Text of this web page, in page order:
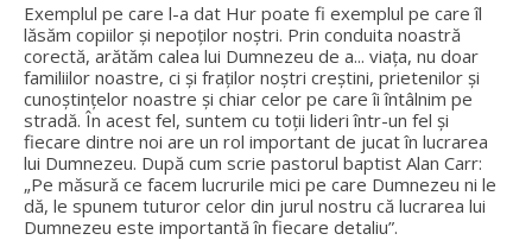
Exemplul pe care l-a dat Hur poate fi exemplul pe care îl
lăsăm copiilor și nepoților noștri. Prin conduita noastră
corectă, arătăm calea lui Dumnezeu de a... viața, nu doar
familiilor noastre, ci și fraților noștri creștini, prietenilor și
cunoștințelor noastre și chiar celor pe care îi întâlnim pe
stradă. În acest fel, suntem cu toții lideri într-un fel și
fiecare dintre noi are un rol important de jucat în lucrarea
lui Dumnezeu. După cum scrie pastorul baptist Alan Carr:
„Pe măsură ce facem lucrurile mici pe care Dumnezeu ni le
dă, le spunem tuturor celor din jurul nostru că lucrarea lui
Dumnezeu este importantă în fiecare detaliu”.